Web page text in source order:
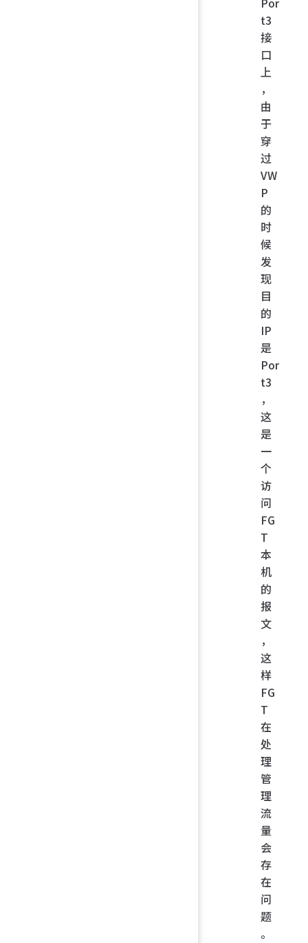
t3
接
口
上
，
由
于
穿
过
VW
P
的
时
候
发
现
目
的
IP
是
Por
t3
，
这
是
一
个
访
问
FG
T
本
机
的
报
文
，
这
样
FG
T
在
处
理
管
理
流
量
会
存
在
问
题
。